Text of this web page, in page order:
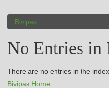
Bivipas
No Entries in
There are no entries in the
Bivipas Home